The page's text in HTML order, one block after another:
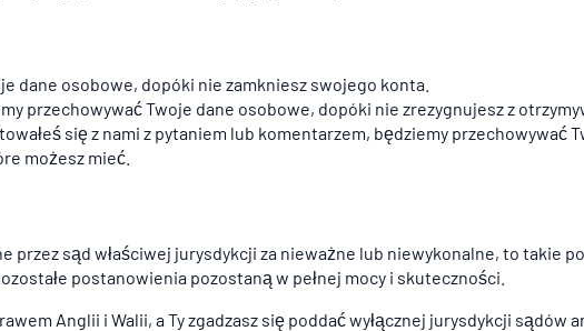
dane osobowe, dopóki nie zamkniesz swojego konta.
przechowywać Twoje dane osobowe, dopóki nie zrezygnujesz z
się z nami z pytaniem lub komentarzem, będziemy przechowywać
możesz mieć.
sąd właściwej jurysdykcji za nieważne lub niewykonalne, to takie
postanowienia pozostaną w pełnej mocy i skuteczności.
Anglii i Walii, a Ty zgadzasz się poddać wyłącznej jurysdykcji sądów